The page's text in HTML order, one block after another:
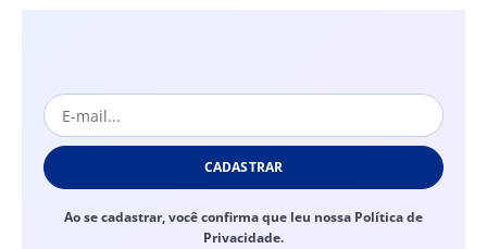
CADASTRAR
Ao se cadastrar, você confirma que leu nossa Política de
Privacidade.